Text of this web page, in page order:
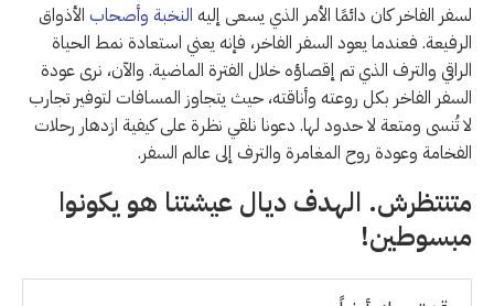
لسفر الفاخر كان دائمًا الأمر الذي يسعى إليه النخبة وأصحاب الأذواق
الرفيعة. فعندما يعود السفر الفاخر، فإنه يعني استعادة نمط الحياة
الراقي والترف الذي تم إقصاؤه خلال الفترة الماضية. والآن، نرى عودة
السفر الفاخر بكل روعته وأناقته، حيث يتجاوز المسافات لتوفير تجارب
لا تُنسى ومتعة لا حدود لها. دعونا نلقي نظرة على كيفية ازدهار رحلات
الفخامة وعودة روح المغامرة والترف إلى عالم السفر.
متنتظرش. الهدف ديال عيشتنا هو يكونوا
مبسوطين!